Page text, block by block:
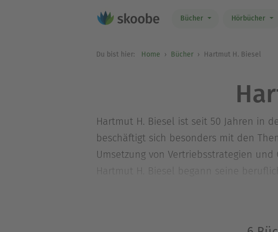
Bücher Hörbücher
Du bist hier: Home Bücher Hartmut H. Biesel
Hartmut H. Biesel ist seit 50 Jahren in
beschäftigt sich besonders mit den
Umsetzung von Vertriebsstrategien
Hartmut H. Biesel begann seine
Unternehmen, die ihre Vertriebs- und